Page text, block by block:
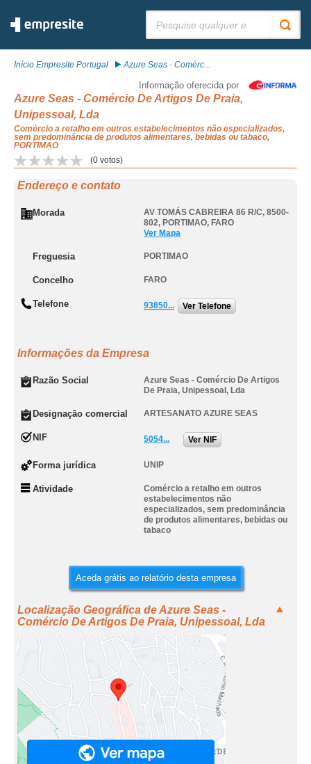
Início Empresite Portugal Azure Seas - Comérc...
Informação oferecida por
Azure Seas - Comércio De Artigos De Praia,
Unipessoal, Lda
Comércio a retalho em outros estabelecimentos não especializados,
sem predominância de produtos alimentares, bebidas ou tabaco,
PORTIMAO
(0 votos)
Endereço e contato
Morada
AV TOMÁS CABREIRA 86 R/C, 8500-
802, PORTIMAO, FARO
Ver Mapa
Freguesia PORTIMAO
Concelho FARO
Telefone 93850... Ver Telefone
Informações da Empresa
Razão Social
Azure Seas - Comércio De Artigos
De Praia, Unipessoal, Lda
Designação comercial ARTESANATO AZURE SEAS
NIF 5054... Ver NIF
Forma jurídica UNIP
Atividade
Comércio a retalho em outros
estabelecimentos não
especializados, sem predominância
de produtos alimentares, bebidas ou
tabaco
Aceda grátis ao relatório desta empresa
Localização Geográfica de Azure Seas -
Comércio De Artigos De Praia, Unipessoal, Lda